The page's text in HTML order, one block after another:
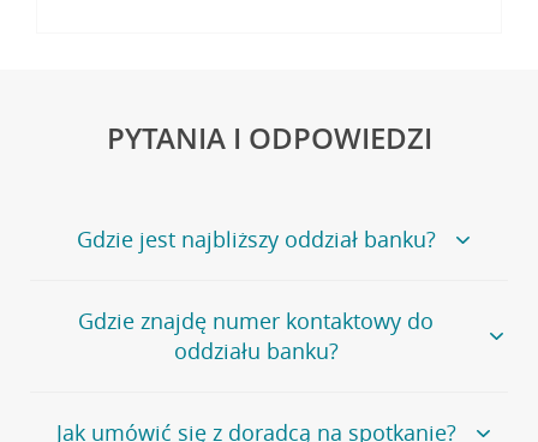
PYTANIA I ODPOWIEDZI
Gdzie jest najbliższy oddział banku?
Jeśli szukasz oddziału naszego banku, zapraszamy na
stronęPlacówki i bankomaty, na której znajduje się
wygodna wyszukiwarka.
oddziałów
Gdzie znajdę numer kontaktowy do
oddziału banku?
Bank Credit Agricole nie udostępnia ogólnego numeru
Jak umówić się z doradcą na spotkanie?